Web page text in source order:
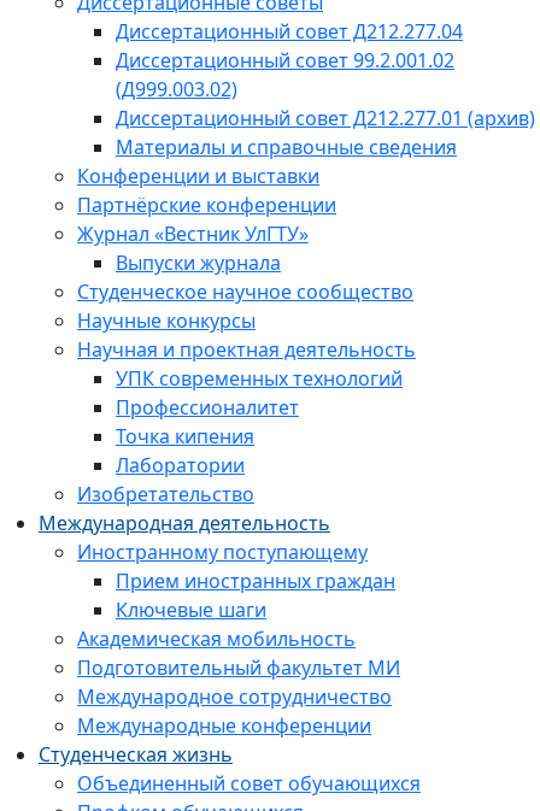
Диссертационный совет Д212.277.04
Диссертационный совет 99.2.001.02
(Д999.003.02)
Диссертационный совет Д212.277.01 (архив)
Материалы и справочные сведения
Конференции и выставки
Партнёрские конференции
Журнал «Вестник УлГТУ»
Выпуски журнала
Студенческое научное сообщество
Научные конкурсы
Научная и проектная деятельность
УПК современных технологий
Профессионалитет
Точка кипения
Лаборатории
Изобретательство
Международная деятельность
Иностранному поступающему
Прием иностранных граждан
Ключевые шаги
Академическая мобильность
Подготовительный факультет МИ
Международное сотрудничество
Международные конференции
Студенческая жизнь
Объединенный совет обучающихся